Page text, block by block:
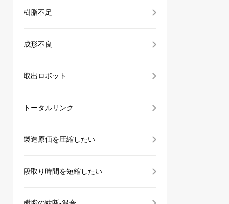
樹脂不足
成形不良
取出ロボット
トータルリンク
製造原価を圧縮したい
段取り時間を短縮したい